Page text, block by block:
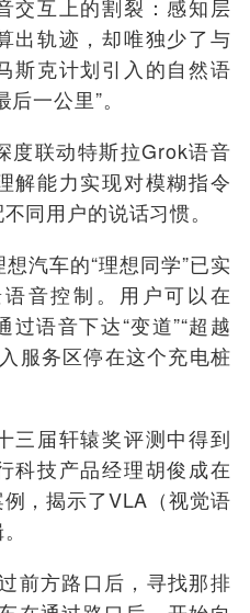
交互上的割裂：感知层
出轨迹，却唯独少了与
斯克计划引入的自然语
一公里”。
度联动特斯拉Grok语音
解能力实现对模糊指令
同用户的说话习惯。
汽车的“理想同学”已实
音控制。用户可以在
语音下达“变道”“超越
服务区停在这个充电桩
三届轩辕奖评测中得到
科技产品经理胡俊成在
，揭示了VLA（视觉语
前方路口后，寻找那排